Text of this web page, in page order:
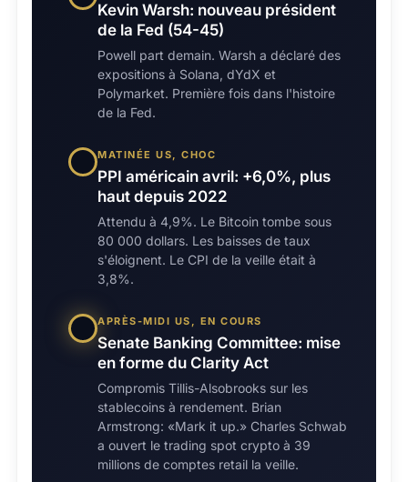
Kevin Warsh: nouveau président
de la Fed (54-45)
Powell part demain. Warsh a déclaré des
expositions à Solana, dYdX et
Polymarket. Première fois dans l'histoire
de la Fed.
MATINÉE US, CHOC
PPI américain avril: +6,0%, plus
haut depuis 2022
Attendu à 4,9%. Le Bitcoin tombe sous
80 000 dollars. Les baisses de taux
s'éloignent. Le CPI de la veille était à
3,8%.
APRÈS-MIDI US, EN COURS
Senate Banking Committee: mise
en forme du Clarity Act
Compromis Tillis-Alsobrooks sur les
stablecoins à rendement. Brian
Armstrong: «Mark it up.» Charles Schwab
a ouvert le trading spot crypto à 39
millions de comptes retail la veille.